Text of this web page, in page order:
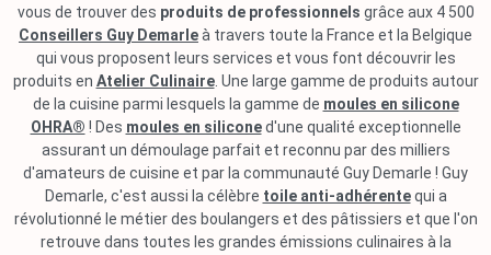
vous de trouver des produits de professionnels grâce aux 4 500
Conseillers Guy Demarleà travers toute la France et la Belgique
qui vous proposent leurs services et vous font découvrir les
produits en Atelier Culinaire. Une large gamme de produits autour
de la cuisine parmi lesquels la gamme de moules en silicone
OHRA® ! Des moules en siliconed'une qualité exceptionnelle
assurant un démoulage parfait et reconnu par des milliers
d'amateurs de cuisine et par la communauté Guy Demarle ! Guy
Demarle, c'est aussi la célèbre toile anti-adhérentequi a
révolutionné le métier des boulangers et des pâtissiers et que l'on
retrouve dans toutes les grandes émissions culinaires à la